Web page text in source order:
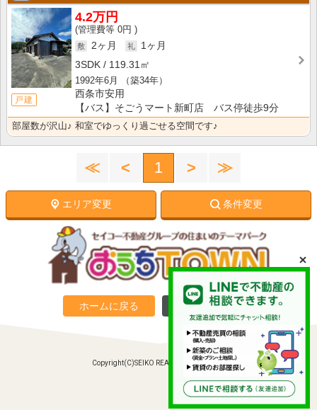
戸建
4.2万円
0円
2ヶ月
1ヶ月
3SDK
119.31㎡
1992年6月
（築34年）
西条市安用
【バス】そごうマート新町店 バス停徒歩9分
部屋数が沢山♪ 和室でゆっくり過ごせる空間です♪
≪ < 1 > ≫
エリア変更 条件変更
ホームに戻る PC向けサイトへ
Copyright(C)SEIKO REAL ESTATE Co., Ltd.